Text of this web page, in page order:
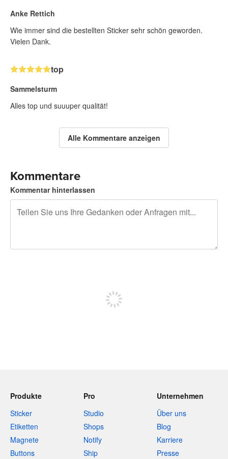
Anke Rettich
Wie immer sind die bestellten Sticker sehr schön geworden.
Vielen Dank.
top
Sammelsturm
Alles top und suuuper qualität!
Alle Kommentare anzeigen
Kommentare
Kommentar hinterlassen
Produkte
Sticker
Etiketten
Magnete
Buttons
Pro
Studio
Shops
Notify
Ship
Unternehmen
Über uns
Blog
Karriere
Presse